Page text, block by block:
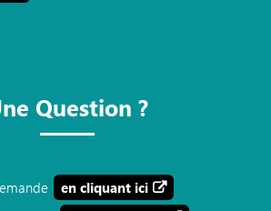
Question ?
en cliquant ici